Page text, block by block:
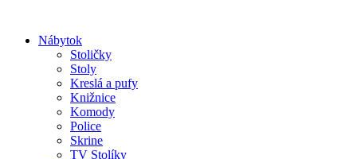
obsah
Nábytok
Stoličky
Stoly
Kreslá a pufy
Knižnice
Komody
Police
Skrine
TV Stolíky